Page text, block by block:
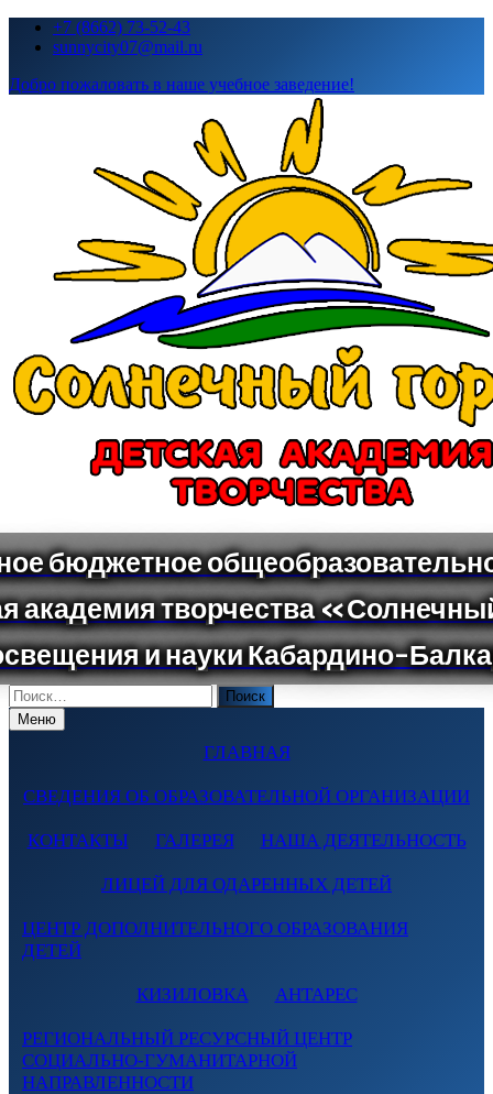
Перейти+7 (8662) 73-52-43
sunnycity07@mail.ru
Добро пожаловать в наше учебное заведение!
Поиск
по:Меню
ГЛАВНАЯ
СВЕДЕНИЯ ОБ ОБРАЗОВАТЕЛЬНОЙ ОРГАНИЗАЦИИ
КОНТАКТЫ ГАЛЕРЕЯ НАША ДЕЯТЕЛЬНОСТЬ
ЛИЦЕЙ ДЛЯ ОДАРЕННЫХ ДЕТЕЙ
ЦЕНТР ДОПОЛНИТЕЛЬНОГО ОБРАЗОВАНИЯ
ДЕТЕЙ
КИЗИЛОВКА АНТАРЕС
РЕГИОНАЛЬНЫЙ РЕСУРСНЫЙ ЦЕНТР
СОЦИАЛЬНО-ГУМАНИТАРНОЙ
НАПРАВЛЕННОСТИ